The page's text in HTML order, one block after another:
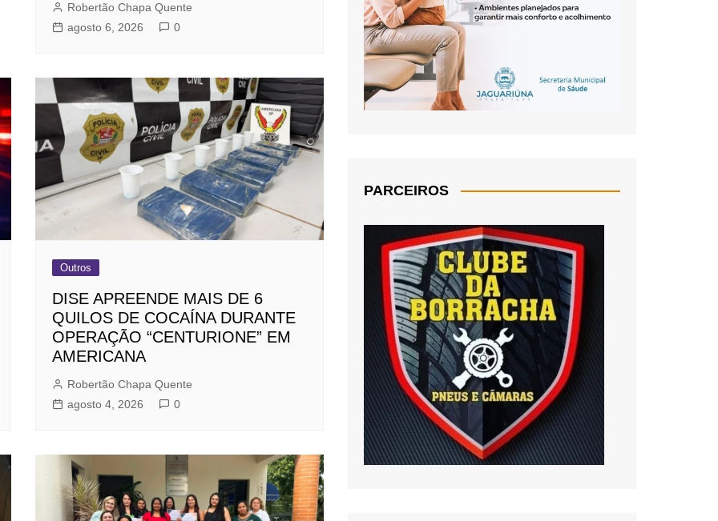
Robertão Chapa Quente
agosto 6, 2026
0
Outros
DISE APREENDE MAIS DE 6
QUILOS DE COCAÍNA DURANTE
OPERAÇÃO “CENTURIONE” EM
AMERICANA
Robertão Chapa Quente
agosto 4, 2026
0
PARCEIROS